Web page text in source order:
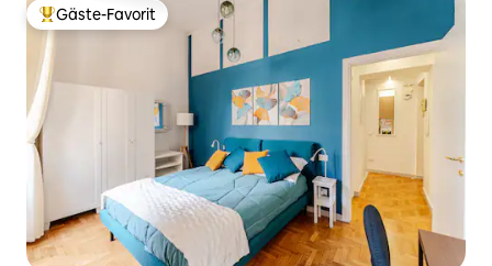
Beliebter Gäste-Favorit.
Gäste-Favorit